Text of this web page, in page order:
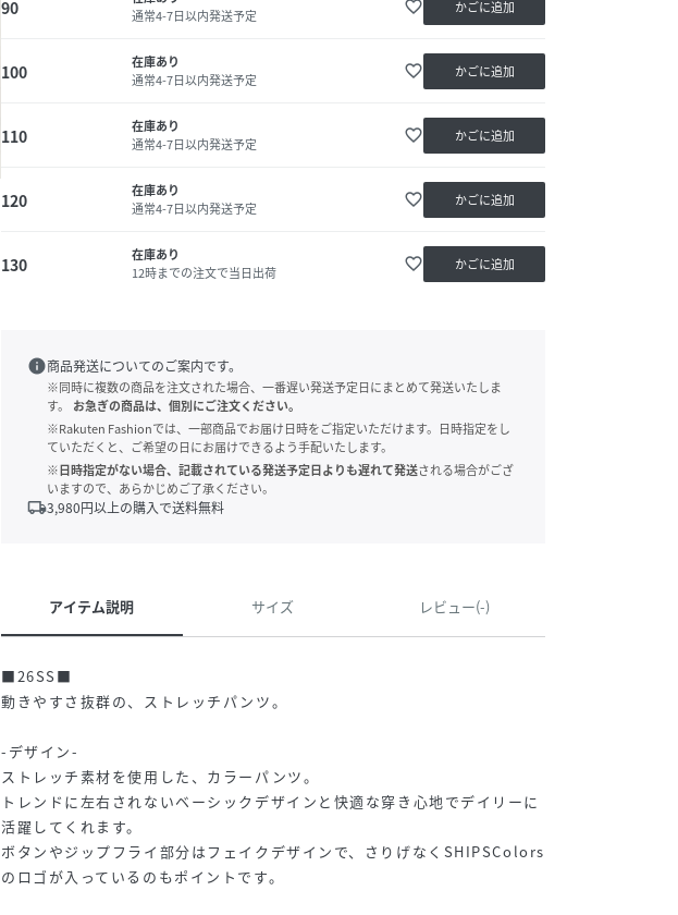
90
通常4-7日以内発送予定
favorite_border かごに追加
100
在庫あり
通常4-7日以内発送予定
favorite_border かごに追加
110
在庫あり
通常4-7日以内発送予定
favorite_border かごに追加
120
在庫あり
通常4-7日以内発送予定
favorite_border かごに追加
130
在庫あり
12時までの注文で当日出荷
favorite_border かごに追加
info商品発送についてのご案内です。
※同時に複数の商品を注文された場合、一番遅い発送予定日にまとめて発送いたしま
す。
お急ぎの商品は、個別にご注文ください。
※Rakuten Fashionでは、一部商品でお届け日時をご指定いただけます。日時指定をし
ていただくと、ご希望の日にお届けできるよう手配いたします。
※日時指定がない場合、記載されている発送予定日よりも遅れて発送される場合がござ
いますので、あらかじめご了承ください。
local_shipping3,980円以上の購入で送料無料
アイテム説明 サイズ レビュー(-)
■26SS■
動きやすさ抜群の、ストレッチパンツ。
-デザイン-
ストレッチ素材を使用した、カラーパンツ。
トレンドに左右されないベーシックデザインと快適な穿き心地でデイリーに
活躍してくれます。
ボタンやジップフライ部分はフェイクデザインで、さりげなくSHIPSColors
のロゴが入っているのもポイントです。